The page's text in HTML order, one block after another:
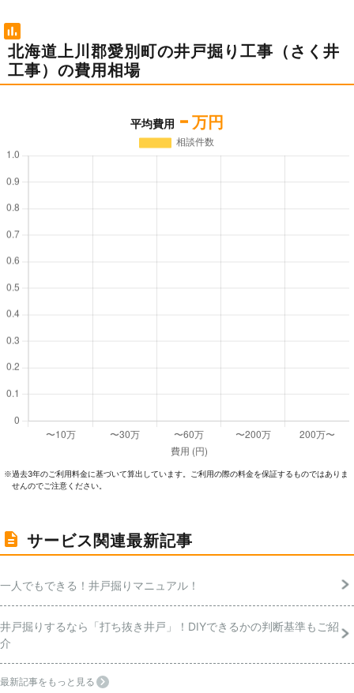
北海道上川郡愛別町の井戸掘り工事（さく井
工事）の費用相場
平均費用 - 万円
※過去3年のご利⽤料⾦に基づいて算出しています。ご利⽤の際の料⾦を保証するものではありま
せんのでご注意ください。
サービス関連最新記事
一人でもできる！井戸掘りマニュアル！
井戸掘りするなら「打ち抜き井戸」！DIYできるかの判断基準もご紹
介
最新記事をもっと見る